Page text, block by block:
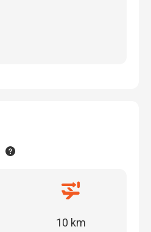
Informacje
Odległość
lotniska
10 km